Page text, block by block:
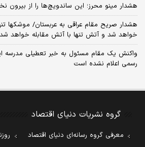
هشدار مینو محرز؛ این ساندویچ‌ها را از بیرون
هشدار صریح مقام عراقی به عربستان/ موشکها
خواهد شد و آتش تنها با آتش مقابله خواهد شد
واکنش یک مقام مسئول به خبر تعطیلی مدرسه
رسمی اعلام نشده است
گروه نشریات دنیای اقتصاد
معرفی گروه رسانه‌ای دنیای اقتصاد